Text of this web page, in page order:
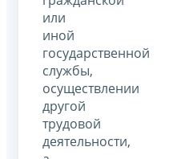
или
иной
государственной
службы,
осуществлении
другой
трудовой
деятельности,